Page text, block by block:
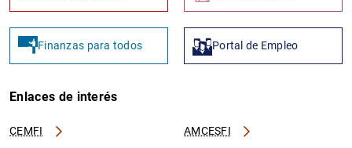
Finanzas para todos Portal de Empleo
Enlaces de interés
CEMFI AMCESFI